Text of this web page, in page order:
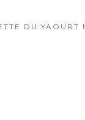
DU YAOURT